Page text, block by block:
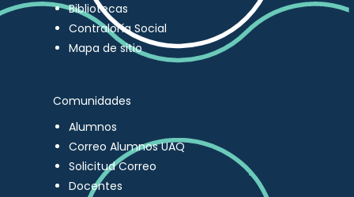
Bibliotecas
Contraloría Social
Mapa de sitio
Comunidades
Alumnos
Correo Alumnos UAQ
Solicitud Correo
Docentes